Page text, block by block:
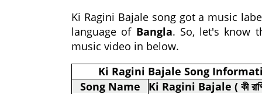
Ki Ragini Bajale song got a music
language of Bangla. So, let's know
music video in below.
Ki Ragini Bajale Song
Song Name
Ki Ragini Bajale ( কী